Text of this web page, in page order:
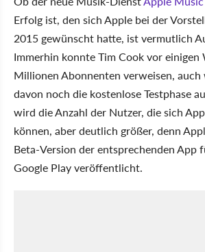
Erfolg ist, den sich Apple bei der
2015 gewünscht hatte, ist vermutlich
Immerhin konnte Tim Cook vor einigen
Millionen Abonnenten verweisen, auch
davon noch die kostenlose Testphase
wird die Anzahl der Nutzer, die sich
können, aber deutlich größer, denn
Beta-Version der entsprechenden App
Google Play veröffentlicht.